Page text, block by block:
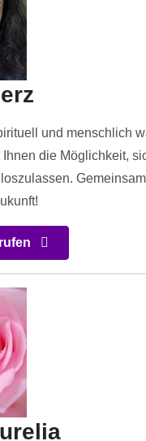
und menschlich
Ihnen die Möglichkeit,